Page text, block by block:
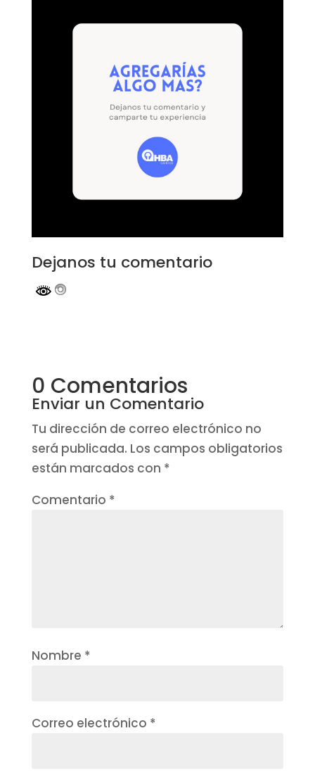
Dejanos tu comentario
0 Comentarios
Enviar un Comentario
Tu dirección de correo electrónico no
será publicada. Los campos obligatorios
están marcados con *
Comentario *
Nombre *
Correo electrónico *